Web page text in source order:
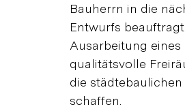
Bauherrn in die
Entwurfs
Ausarbeitung
qualitätsvolle
die
schaffen.